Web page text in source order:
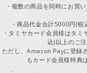
・複数の商品を同時にお買
・商品代金合計5000円(税
・タミヤカード会員様はタ
込)以上のご
ただし、Amazon Payに登録
もカード会員様特典